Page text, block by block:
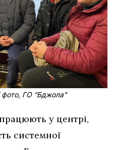
фото, ГО “Бджола”
у центрі,
системної